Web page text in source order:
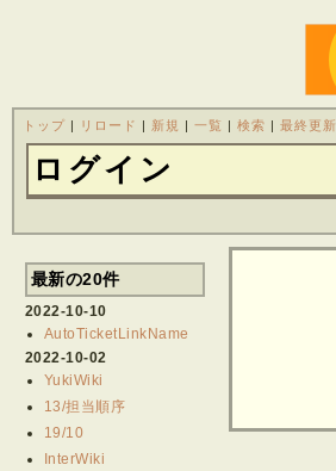
トップ | リロード | 新規 | 一覧 | 検索 | 最終更新
ログイン
最新の20件
2022-10-10
AutoTicketLinkName
2022-10-02
YukiWiki
13/担当順序
19/10
InterWiki